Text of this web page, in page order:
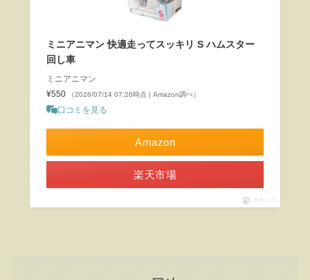
ミニアニマン 快適走ってスッキリ S ハムスター
回し車
ミニアニマン
¥550
（2026/07/14 07:26時点 | Amazon調べ）
口コミを見る
Amazon
楽天市場
ポチップ